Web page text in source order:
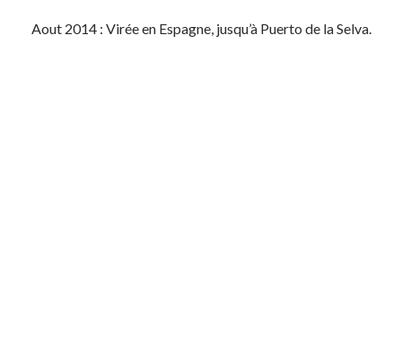
Aout 2014 : Virée en Espagne, jusqu’à Puerto de la Selva.